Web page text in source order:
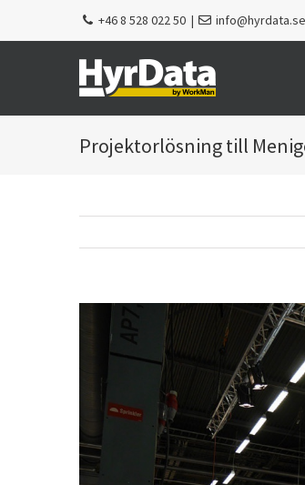
+46 8 528 022 50 | info@hyrdata.se
Projektorlösning till
större